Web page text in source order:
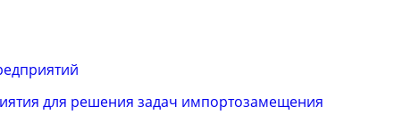
для решения задач импортозамещения